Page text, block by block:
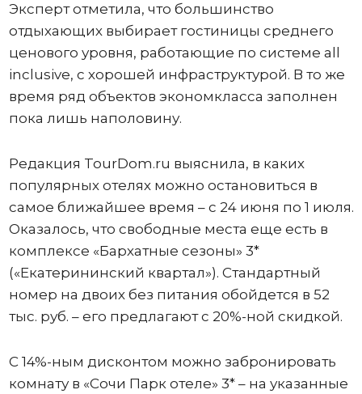
Эксперт отметила, что большинство
отдыхающих выбирает гостиницы среднего
ценового уровня, работающие по системе all
inclusive, с хорошей инфраструктурой. В то же
время ряд объектов экономкласса заполнен
пока лишь наполовину.
Редакция TourDom.ru выяснила, в каких
популярных отелях можно остановиться в
самое ближайшее время – с 24 июня по 1 июля.
Оказалось, что свободные места еще есть в
комплексе «Бархатные сезоны» 3*
(«Екатерининский квартал»). Стандартный
номер на двоих без питания обойдется в 52
тыс. руб. – его предлагают с 20%-ной скидкой.
С 14%-ным дисконтом можно забронировать
комнату в «Сочи Парк отеле» 3* – на указанные